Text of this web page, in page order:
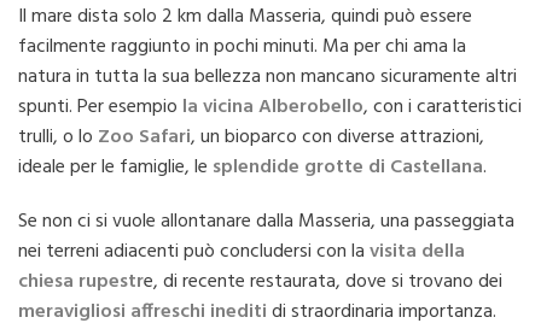
Il mare dista solo 2 km dalla Masseria, quindi può essere
facilmente raggiunto in pochi minuti. Ma per chi ama la
natura in tutta la sua bellezza non mancano sicuramente altri
spunti. Per esempio la vicina Alberobello, con i caratteristici
trulli, o lo Zoo Safari, un bioparco con diverse attrazioni,
ideale per le famiglie, le splendide grotte di Castellana.
Se non ci si vuole allontanare dalla Masseria, una passeggiata
nei terreni adiacenti può concludersi con lavisita della
chiesa rupestre, di recente restaurata, dove si trovano dei
meravigliosi affreschi ineditidi straordinaria importanza.